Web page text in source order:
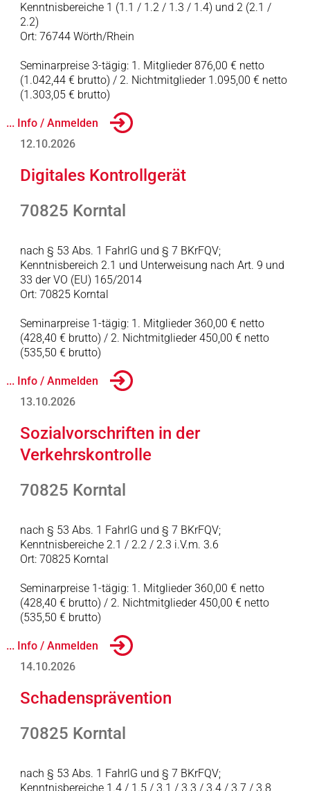
Kenntnisbereiche 1 (1.1 / 1.2 / 1.3 / 1.4) und 2 (2.1 /
2.2)
Ort: 76744 Wörth/Rhein
Seminarpreise 3-tägig: 1. Mitglieder 876,00 € netto
(1.042,44 € brutto) / 2. Nichtmitglieder 1.095,00 € netto
(1.303,05 € brutto)
... Info / Anmelden
12.10.2026
Digitales Kontrollgerät
70825 Korntal
nach § 53 Abs. 1 FahrlG und § 7 BKrFQV;
Kenntnisbereich 2.1 und Unterweisung nach Art. 9 und
33 der VO (EU) 165/2014
Ort: 70825 Korntal
Seminarpreise 1-tägig: 1. Mitglieder 360,00 € netto
(428,40 € brutto) / 2. Nichtmitglieder 450,00 € netto
(535,50 € brutto)
... Info / Anmelden
13.10.2026
Sozialvorschriften in der
Verkehrskontrolle
70825 Korntal
nach § 53 Abs. 1 FahrlG und § 7 BKrFQV;
Kenntnisbereiche 2.1 / 2.2 / 2.3 i.V.m. 3.6
Ort: 70825 Korntal
Seminarpreise 1-tägig: 1. Mitglieder 360,00 € netto
(428,40 € brutto) / 2. Nichtmitglieder 450,00 € netto
(535,50 € brutto)
... Info / Anmelden
14.10.2026
Schadensprävention
70825 Korntal
nach § 53 Abs. 1 FahrlG und § 7 BKrFQV;
Kenntnisbereiche 1.4 / 1.5 / 3.1 / 3.3 / 3.4 / 3.7 / 3.8